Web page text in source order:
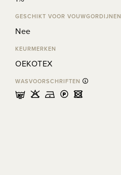
GESCHIKT VOOR VOUWGORDIJNEN
Nee
KEURMERKEN
OEKOTEX
WASVOORSCHRIFTEN
mHDLU